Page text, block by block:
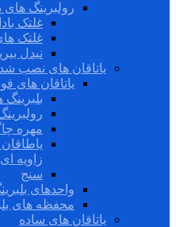
رولبرینگ های
غلتک
غلتک
نیدل
یاتاقان های نصب
یاتاقان های
مهره
زاویه
سنج
واحدهای
محفظه های
یاتاقان های ساده